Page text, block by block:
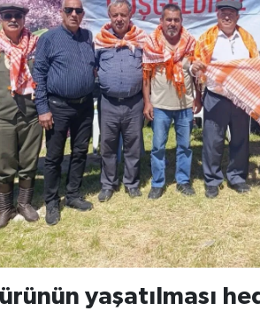
yaşatılması